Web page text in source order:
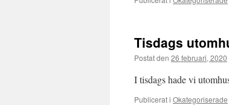
Tisdags
Postat den 26 februari, 2020
I tisdags hade vi
Publicerat i Okategoriserade